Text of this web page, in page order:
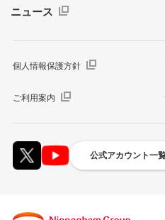
ニュース
個人情報保護方針
ご利用案内
公式アカウント一